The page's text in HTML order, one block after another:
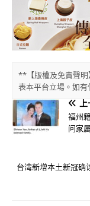
**【版權及免責聲
表本平台立場。如有
福州
问家属
台湾新增本土新冠确